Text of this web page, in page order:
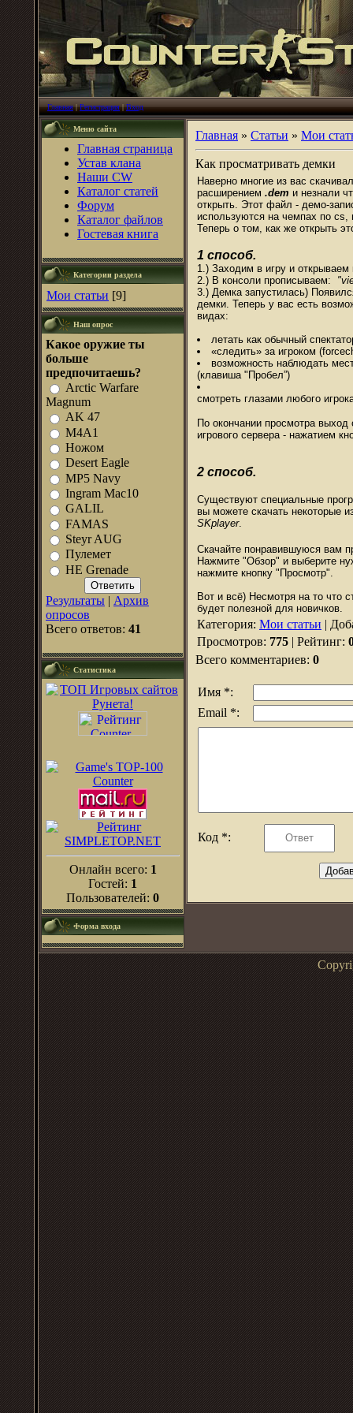
Главная|Регистрация|Вход
Меню сайта
Главная страница
Устав клана
Наши CW
Каталог статей
Форум
Каталог файлов
Гостевая книга
Категории раздела
Мои статьи [9]
Наш опрос
Какое оружие ты
больше
предпочитаешь?
Arctic Warfare
Magnum
AK 47
M4A1
Ножом
Desert Eagle
MP5 Navy
Ingram Mac10
GALIL
FAMAS
Steyr AUG
Пулемет
HE Grenade
Результаты | Архив
опросов
Всего ответов: 41
Статистика
Онлайн всего: 1
Гостей: 1
Пользователей: 0
Форма входа
Главная » Статьи » Мои
Как просматривать демки
Наверно многие из вас
расширением .dem и незнали
открыть. Этот файл - демо-
используются на чемпах по cs,
Теперь о том, как же открыть
1 способ.
1.) Заходим в игру и открываем
2.) В консоли прописываем:
3.) Демка запустилась)
демки. Теперь у вас есть
видах:
летать как обычный
«следить» за игроком
возможность наблюдать
(клавиша "Пробел”)
смотреть глазами любого
По окончании просмотра
игрового сервера - нажатием
2 способ.
Существуют специальные
вы можете скачать некоторые
SKplayer.
Скачайте понравившуюся вам
Нажмите "Обзор" и выберите
нажмите кнопку "Просмотр".
Вот и всё) Несмотря на то что
будет полезной для новичков.
Категория: Мои статьи |
Просмотров: 775 | Рейтинг:
Всего комментариев: 0
Имя *:
Email *:
Код *: